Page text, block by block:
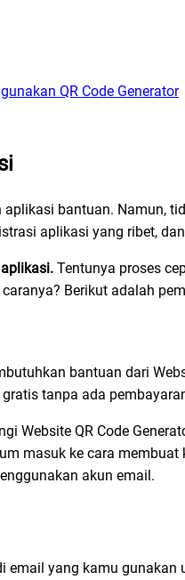
QR Code Generator
bantuan. Namun,
aplikasi yang ribet,
Tentunya proses
Berikut adalah
bantuan dari
tanpa ada
Website QR Code
masuk ke cara membuat
akun email.
yang kamu